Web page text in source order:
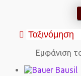
Εμφάνιση